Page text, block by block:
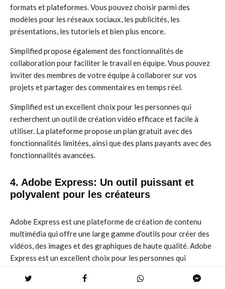
formats et plateformes. Vous pouvez choisir parmi des
modèles pour les réseaux sociaux, les publicités, les
présentations, les tutoriels et bien plus encore.
Simplified propose également des fonctionnalités de
collaboration pour faciliter le travail en équipe. Vous pouvez
inviter des membres de votre équipe à collaborer sur vos
projets et partager des commentaires en temps réel.
Simplified est un excellent choix pour les personnes qui
recherchent un outil de création vidéo efficace et facile à
utiliser. La plateforme propose un plan gratuit avec des
fonctionnalités limitées, ainsi que des plans payants avec des
fonctionnalités avancées.
4. Adobe Express: Un outil puissant et
polyvalent pour les créateurs
Adobe Express est une plateforme de création de contenu
multimédia qui offre une large gamme d’outils pour créer des
vidéos, des images et des graphiques de haute qualité. Adobe
Express est un excellent choix pour les personnes qui
contenus visuels professionnels.